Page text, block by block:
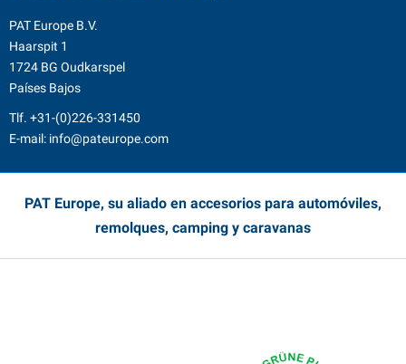
PAT Europe B.V.
Haarspit 1
1724 BG Oudkarspel
Países Bajos
Tlf. +31-(0)226-331450
E-mail: info@pateurope.com
PAT Europe, su aliado en accesorios para automóviles,
remolques, camping y caravanas